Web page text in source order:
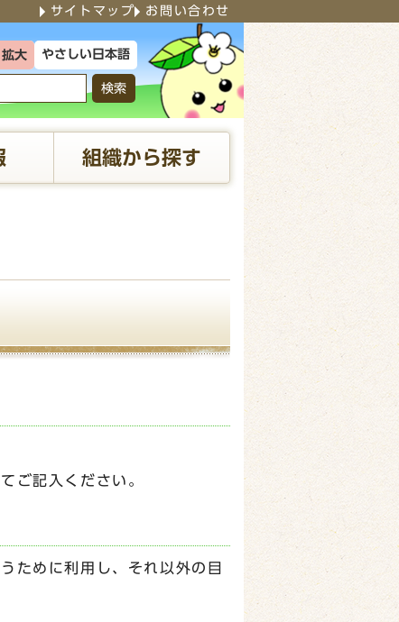
サイトマップ お問い合わせ
拡大 やさしい日本語
検索
組織から探す
ご記入ください。
ために利用し、それ以外の目